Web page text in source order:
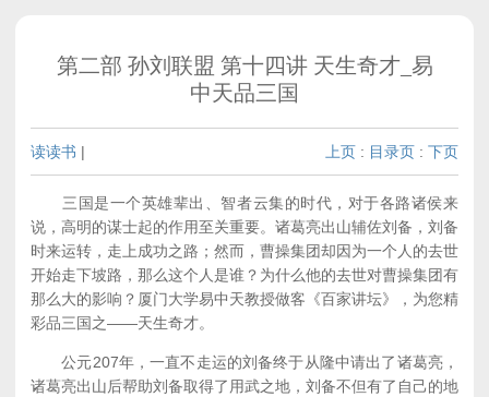
第二部 孙刘联盟 第十四讲 天生奇才_易
中天品三国
读读书 | 上页 : 目录页 : 下页
三国是一个英雄辈出、智者云集的时代，对于各路诸侯来
说，高明的谋士起的作用至关重要。诸葛亮出山辅佐刘备，刘备
时来运转，走上成功之路；然而，曹操集团却因为一个人的去世
开始走下坡路，那么这个人是谁？为什么他的去世对曹操集团有
那么大的影响？厦门大学易中天教授做客《百家讲坛》，为您精
彩品三国之——天生奇才。
公元207年，一直不走运的刘备终于从隆中请出了诸葛亮，
诸葛亮出山后帮助刘备取得了用武之地，刘备不但有了自己的地